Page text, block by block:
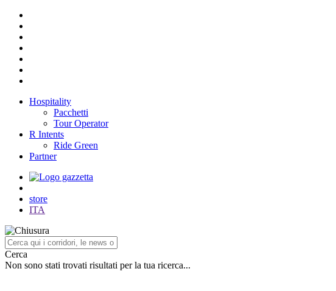
Hospitality
Pacchetti
Tour Operator
R Intents
Ride Green
Partner
store
ITA
Cerca
Non sono stati trovati risultati per la tua ricerca...